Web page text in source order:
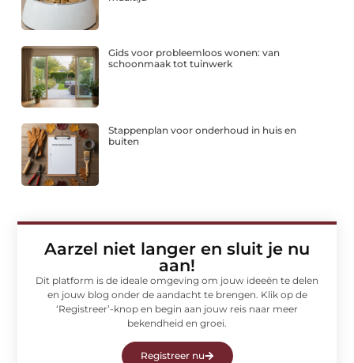
Gids voor probleemloos wonen: van
schoonmaak tot tuinwerk
Stappenplan voor onderhoud in huis en
buiten
Aarzel niet langer en sluit je nu
aan!
Dit platform is de ideale omgeving om jouw ideeën te delen
en jouw blog onder de aandacht te brengen. Klik op de
‘Registreer’-knop en begin aan jouw reis naar meer
bekendheid en groei.
Registreer nu